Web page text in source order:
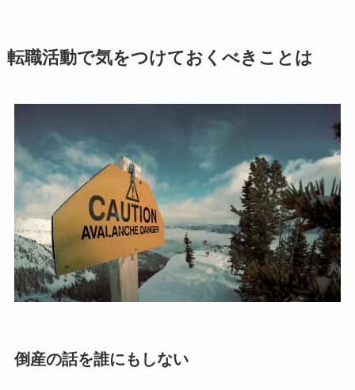
転職活動で気をつけておくべきことは
倒産の話を誰にもしない